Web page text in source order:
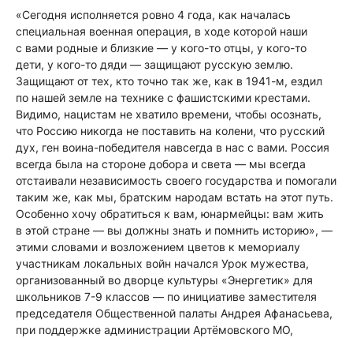
«Сегодня исполняется ровно 4 года, как началась
специальная военная операция, в ходе которой наши
с вами родные и близкие — у кого-то отцы, у кого-то
дети, у кого-то дяди — защищают русскую землю.
Защищают от тех, кто точно так же, как в 1941-м, ездил
по нашей земле на технике с фашистскими крестами.
Видимо, нацистам не хватило времени, чтобы осознать,
что Россию никогда не поставить на колени, что русский
дух, ген воина-победителя навсегда в нас с вами. Россия
всегда была на стороне добора и света — мы всегда
отстаивали независимость своего государства и помогали
таким же, как мы, братским народам встать на этот путь.
Особенно хочу обратиться к вам, юнармейцы: вам жить
в этой стране — вы должны знать и помнить историю», —
этими словами и возложением цветов к мемориалу
участникам локальных войн начался Урок мужества,
организованный во дворце культуры «Энергетик» для
школьников 7-9 классов — по инициативе заместителя
председателя Общественной палаты Андрея Афанасьева,
при поддержке администрации Артёмовского МО,